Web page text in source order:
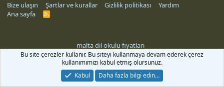
Bize ulaşın Şartlar ve kurallar Gizlilik politikası
Yardım
Ana sayfa
R
malta dil okulu fiyatları-
Bu site çerezler kullanır. Bu siteyi kullanmaya devam ederek çerez
kullanımımızı kabul etmiş olursunuz.
Kabul
Daha fazla bilgi edin…